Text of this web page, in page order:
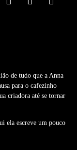
de tudo que a Anna
para o cafezinho
criadora até se tornar
ela escreve um pouco